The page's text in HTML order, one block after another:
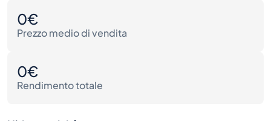
0€
Prezzo medio di vendita
0€
Rendimento totale